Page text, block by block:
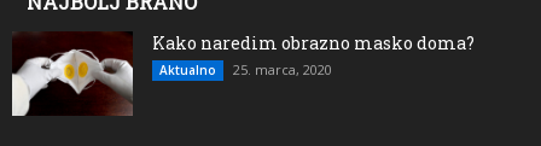
Kako naredim obrazno masko doma?
Aktualno 25. marca, 2020